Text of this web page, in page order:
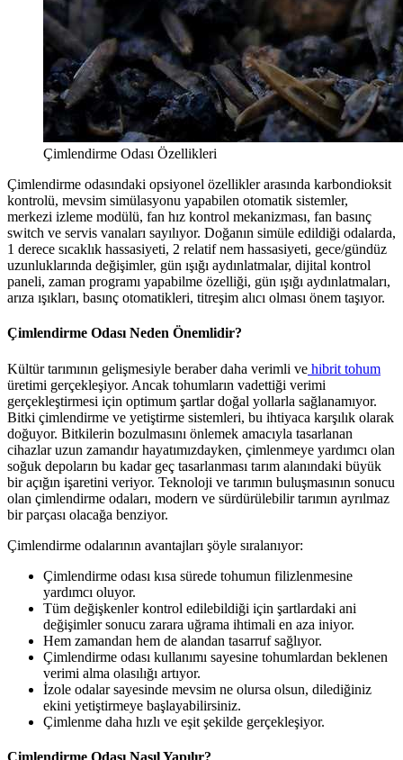
Çimlendirme Odası Özellikleri
Çimlendirme odasındaki opsiyonel özellikler arasında karbondioksit
kontrolü, mevsim simülasyonu yapabilen otomatik sistemler,
merkezi izleme modülü, fan hız kontrol mekanizması, fan basınç
switch ve servis vanaları sayılıyor. Doğanın simüle edildiği odalarda,
1 derece sıcaklık hassasiyeti, 2 relatif nem hassasiyeti, gece/gündüz
uzunluklarında değişimler, gün ışığı aydınlatmalar, dijital kontrol
paneli, zaman programı yapabilme özelliği, gün ışığı aydınlatmaları,
arıza ışıkları, basınç otomatikleri, titreşim alıcı olması önem taşıyor.
Çimlendirme Odası Neden Önemlidir?
Kültür tarımının gelişmesiyle beraber daha verimli ve hibrit tohum
üretimi gerçekleşiyor. Ancak tohumların vadettiği verimi
gerçekleştirmesi için optimum şartlar doğal yollarla sağlanamıyor.
Bitki çimlendirme ve yetiştirme sistemleri, bu ihtiyaca karşılık olarak
doğuyor. Bitkilerin bozulmasını önlemek amacıyla tasarlanan
cihazlar uzun zamandır hayatımızdayken, çimlenmeye yardımcı olan
soğuk depoların bu kadar geç tasarlanması tarım alanındaki büyük
bir açığın işaretini veriyor. Teknoloji ve tarımın buluşmasının sonucu
olan çimlendirme odaları, modern ve sürdürülebilir tarımın ayrılmaz
bir parçası olacağa benziyor.
Çimlendirme odalarının avantajları şöyle sıralanıyor:
Çimlendirme odası kısa sürede tohumun filizlenmesine
yardımcı oluyor.
Tüm değişkenler kontrol edilebildiği için şartlardaki ani
değişimler sonucu zarara uğrama ihtimali en aza iniyor.
Hem zamandan hem de alandan tasarruf sağlıyor.
Çimlendirme odası kullanımı sayesine tohumlardan beklenen
verimi alma olasılığı artıyor.
İzole odalar sayesinde mevsim ne olursa olsun, dilediğiniz
ekini yetiştirmeye başlayabilirsiniz.
Çimlenme daha hızlı ve eşit şekilde gerçekleşiyor.
Çimlendirme Odası Nasıl Yapılır?